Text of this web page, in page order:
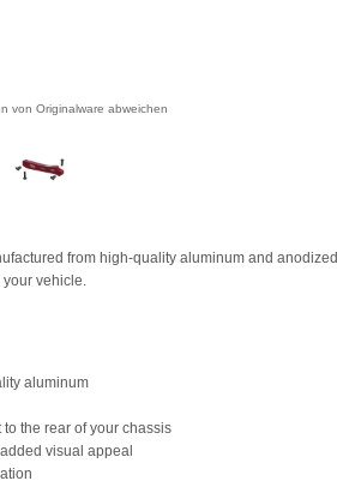
von Originalware abweichen
from high-quality aluminum and anodized
your vehicle.
aluminum
the rear of your chassis
visual appeal